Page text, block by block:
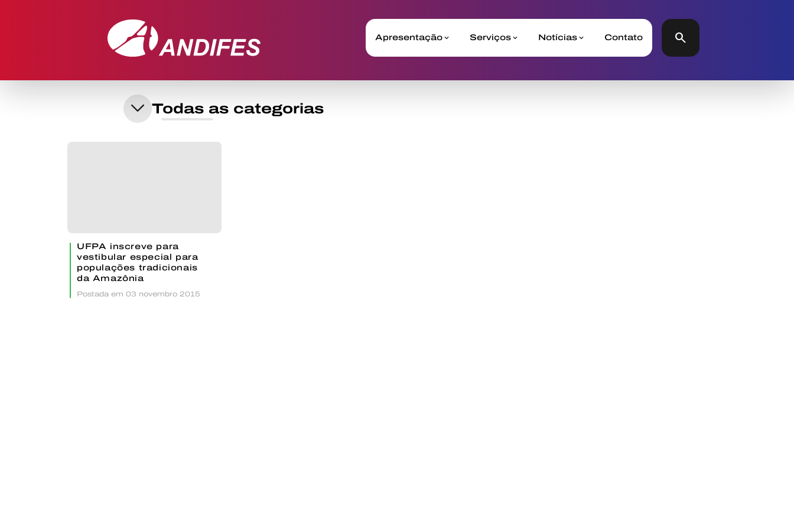
Apresentação Serviços Notícias Contato search
UFPA inscreve para
vestibular especial para
populações tradicionais
da Amazônia
Postada em 03 novembro 2015